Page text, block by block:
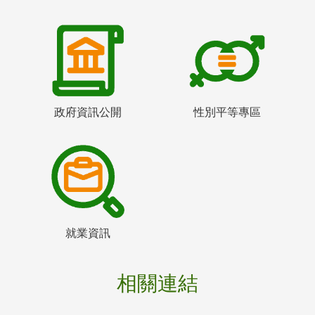
政府資訊公開 性別平等專區
就業資訊
相關連結